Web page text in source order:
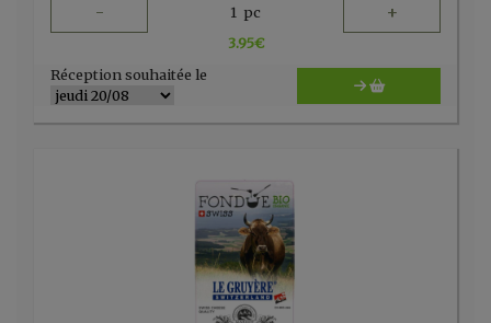
- 1 pc +
3.95€
Réception souhaitée le